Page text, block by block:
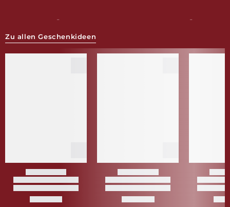
FÜR SIE
FÜR IHN
Zu allen Geschenkideen